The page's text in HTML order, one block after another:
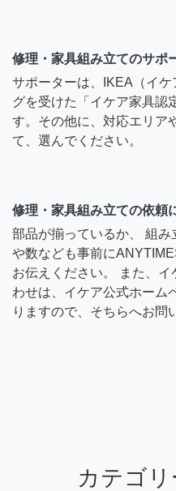
修理・家具組み立てのサポ
サポーターは、IKEA（イ
グを受けた「イケア家具認
す。その他に、対応エリア
て、選んでください。
修理・家具組み立ての依頼
部品が揃っているか、 組
や数なども事前に
お伝えください。 また、
わせは、イケア公式ホーム
りますので、そちらへお問
カテゴ